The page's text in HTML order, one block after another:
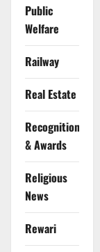
Public
Welfare
Railway
Real Estate
Recognition
& Awards
Religious
News
Rewari